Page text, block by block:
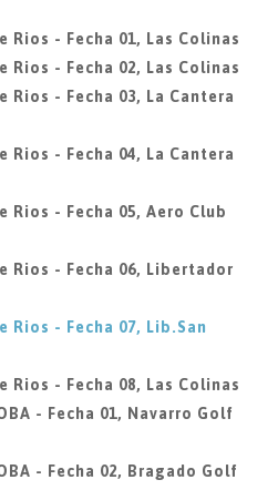
- Fecha 01, Las Colinas
- Fecha 02, Las Colinas
- Fecha 03, La Cantera
- Fecha 04, La Cantera
- Fecha 05, Aero Club
Rios - Fecha 06, Libertador
- Fecha 07, Lib.San
- Fecha 08, Las Colinas
- Fecha 01, Navarro Golf
- Fecha 02, Bragado Golf